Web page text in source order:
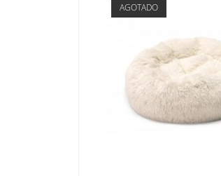
AGOTADO